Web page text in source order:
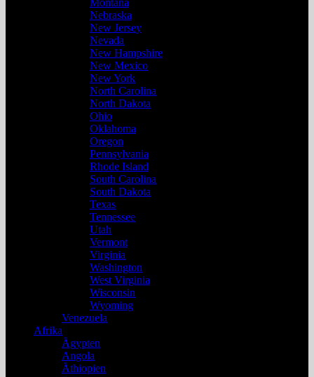
Montana
Nebraska
New Jersey
Nevada
New Hampshire
New Mexico
New York
North Carolina
North Dakota
Ohio
Oklahoma
Oregon
Pennsylvania
Rhode Island
South Carolina
South Dakota
Texas
Tennessee
Utah
Vermont
Virginia
Washington
West Virginia
Wisconsin
Wyoming
Venezuela
Afrika
Ägypten
Angola
Äthiopien